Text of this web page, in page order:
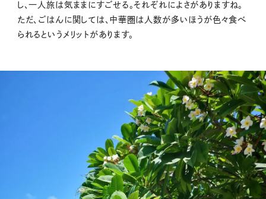
し、一人旅は気ままにすごせる。それぞれによさがありますね。
ただ、ごはんに関しては、中華圏は人数が多いほうが色々食べ
られるというメリットがあります。